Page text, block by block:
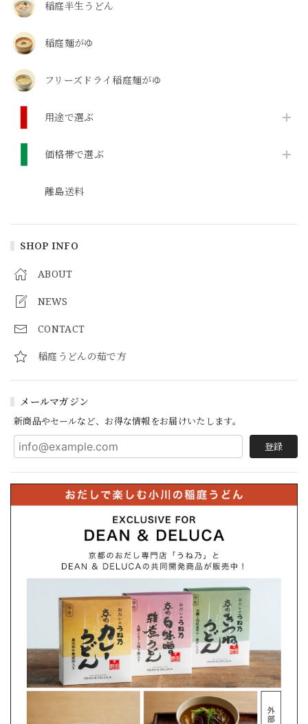
稲庭半生うどん
稲庭麺がゆ
フリーズドライ稲庭麺がゆ
用途で選ぶ
価格帯で選ぶ
離島送料
SHOP INFO
ABOUT
NEWS
CONTACT
稲庭うどんの茹で方
メールマガジン
新商品やセールなど、お得な情報をお届けいたします。
登録